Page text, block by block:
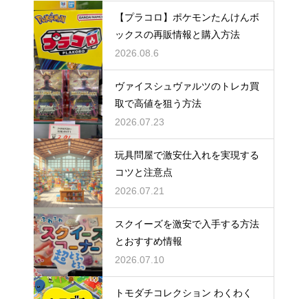
【プラコロ】ポケモンたんけんボ
ックスの再販情報と購入方法
2026.08.6
ヴァイスシュヴァルツのトレカ買
取で高値を狙う方法
2026.07.23
玩具問屋で激安仕入れを実現する
コツと注意点
2026.07.21
スクイーズを激安で入手する方法
とおすすめ情報
2026.07.10
トモダチコレクション わくわく